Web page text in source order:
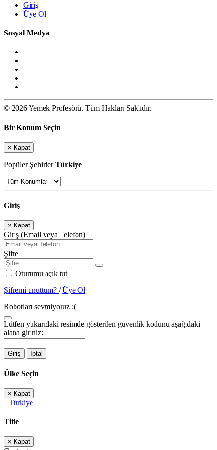
Giriş
Üye Ol
Sosyal Medya
© 2026 Yemek Profesörü. Tüm Hakları Saklıdır.
Bir Konum Seçin
× Kapat
Popüler ŞehirlerTürkiye
Giriş
× Kapat
Giriş (Email veya Telefon)
Şifre
Oturumu açık tut
Şifremi unuttum? /Üye Ol
Robotları sevmiyoruz :(
Lütfen yukarıdaki resimde gösterilen güvenlik kodunu aşağıdaki
alana giriniz:
Giriş İptal
Ülke Seçin
× Kapat
Türkiye
Title
× Kapat